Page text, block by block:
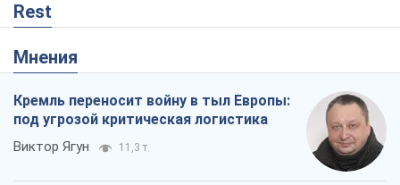
Rest
Мнения
Кремль переносит войну в тыл Европы:
под угрозой критическая логистика
Виктор Ягун 11,3 т.